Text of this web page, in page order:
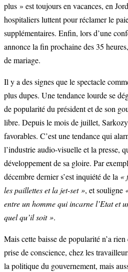
plus » est toujours en vacances, en
hospitaliers luttent pour réclamer le
supplémentaires. Enfin, lors d’une
annonce la fin prochaine des 35
de mariage.
Il y a des signes que le spectacle
plus dupes. Une tendance lourde se
de popularité du président et de son
libre. Depuis le mois de juillet,
favorables. C’est une tendance qui
l’industrie audio-visuelle et la presse,
développement de sa gloire. Par
décembre dernier s’est inquiété de la «
les paillettes et la jet-set », et souligne
entre un homme qui incarne l’Etat et
quel qu’il soit ».
Mais cette baisse de popularité n’a
prise de conscience, chez les
la politique du gouvernement, mais